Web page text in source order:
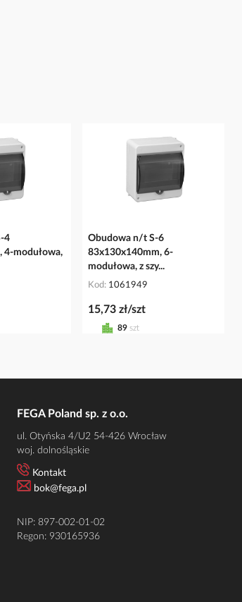
4
4-modułowa,
Obudowa n/t S-6
83x130x140mm, 6-
modułowa, z szy...
Kod 1061949
15,73 zł/szt
89 szt
FEGA Poland sp. z o.o.
ul. Otyńska 4/U2 54-426 Wrocław
woj. dolnośląskie
Kontakt
bok@fega.pl
NIP: 897-002-01-02
Regon: 930165936